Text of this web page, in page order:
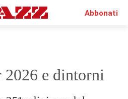
Abbonati
2026 e dintorni